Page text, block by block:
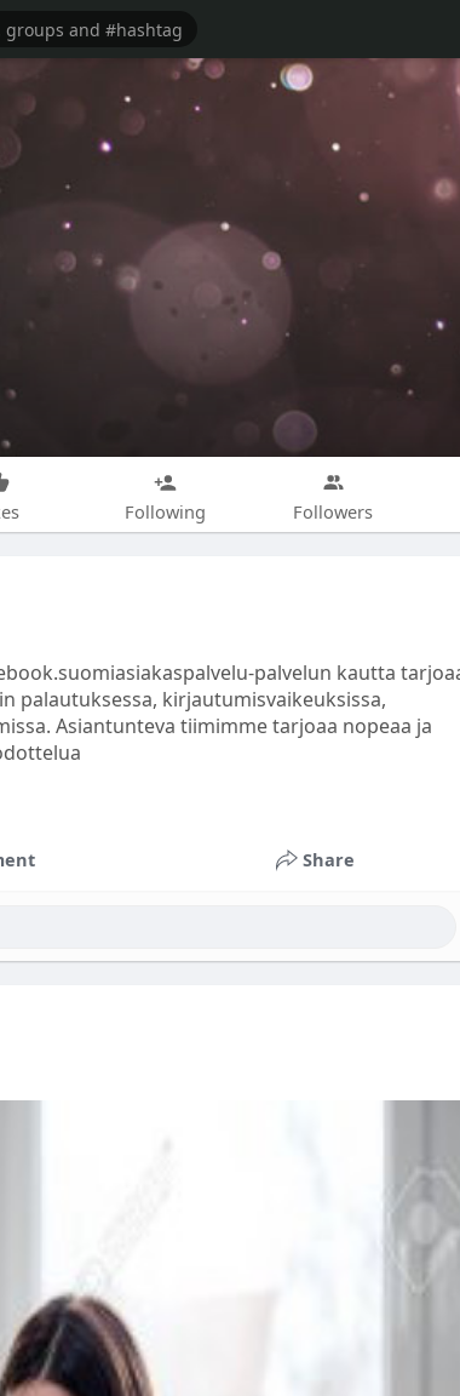
Following Followers
palvelun kautta
palautuksessa, kirjautumisvaikeuksissa,
Asiantunteva tiimimme tarjoaa nopeaa ja
Share